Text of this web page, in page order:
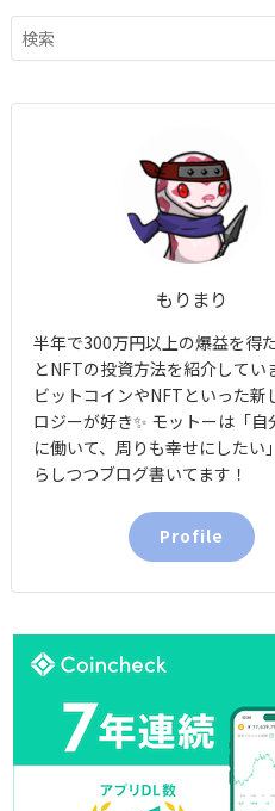
もりまり
半年で300万円以上の爆益を得
とNFTの投資方法を紹介してい
ビットコインやNFTといった新
ロジーが好き✨ モットーは「自
に働いて、周りも幸せにしたい
らしつつブログ書いてます！
Profile